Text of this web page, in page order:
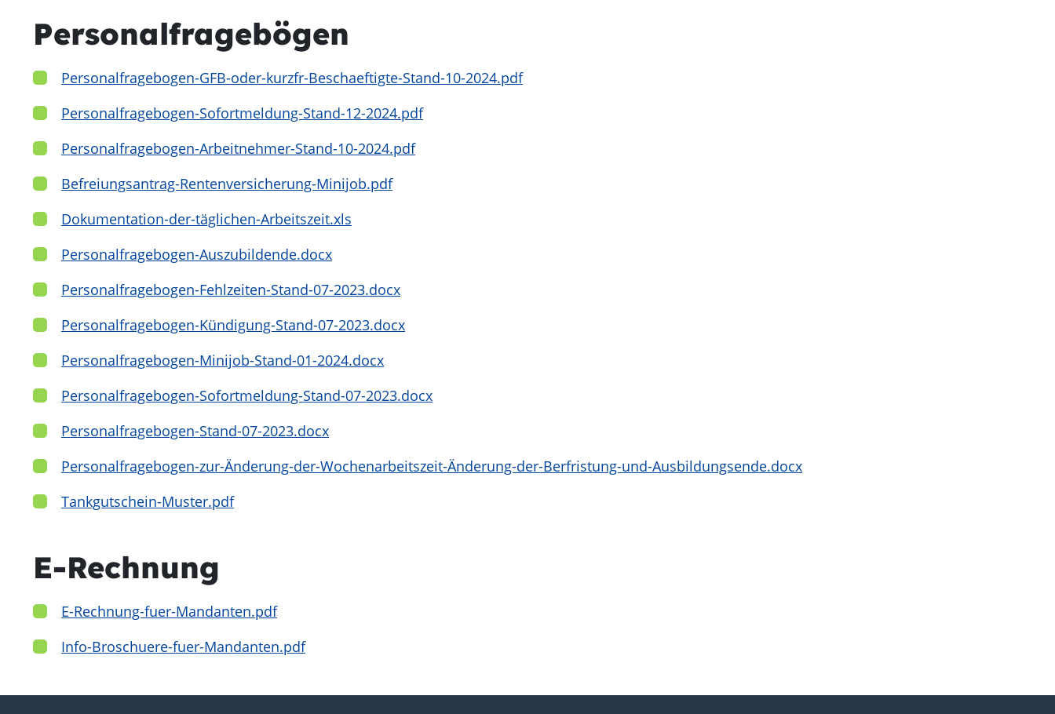
Personalfragebögen
Personalfragebogen-GFB-oder-kurzfr-Beschaeftigte-Stand-10-2024.pdf
Personalfragebogen-Sofortmeldung-Stand-12-2024.pdf
Personalfragebogen-Arbeitnehmer-Stand-10-2024.pdf
Befreiungsantrag-Rentenversicherung-Minijob.pdf
Dokumentation-der-täglichen-Arbeitszeit.xls
Personalfragebogen-Auszubildende.docx
Personalfragebogen-Fehlzeiten-Stand-07-2023.docx
Personalfragebogen-Kündigung-Stand-07-2023.docx
Personalfragebogen-Minijob-Stand-01-2024.docx
Personalfragebogen-Sofortmeldung-Stand-07-2023.docx
Personalfragebogen-Stand-07-2023.docx
Personalfragebogen-zur-Änderung-der-Wochenarbeitszeit-Änderung-der-Berfristung-und-Ausbildungsende.docx
Tankgutschein-Muster.pdf
E-Rechnung
E-Rechnung-fuer-Mandanten.pdf
Info-Broschuere-fuer-Mandanten.pdf